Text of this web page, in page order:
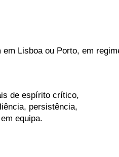
Lisboa ou Porto, em
de espírito crítico,
persistência,
equipa.